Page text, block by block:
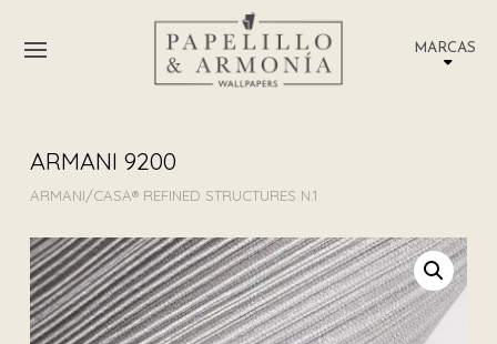
MARCAS
ARMANI 9200
ARMANI/CASA® REFINED STRUCTURES N.1